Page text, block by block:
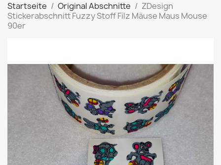
Startseite Original Abschnitte
ZDesign
Stickerabschnitt Fuzzy Stoff Filz Mäuse Maus Mouse
90er